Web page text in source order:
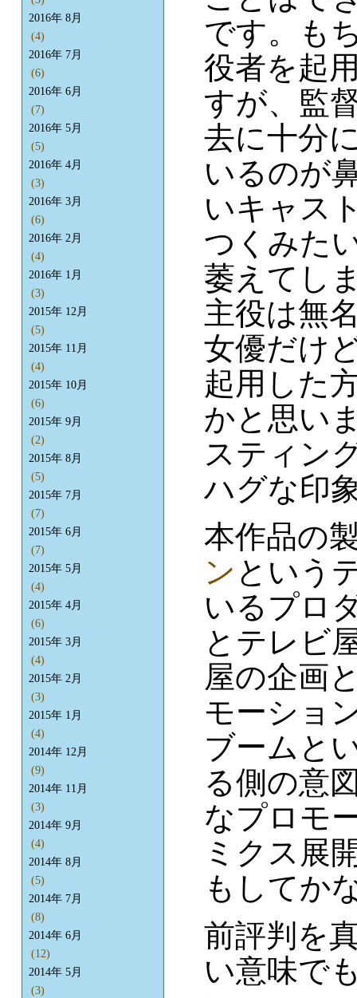
です。も
役者を起
すが、監
去に十分
いるのが
いキャス
つくみた
萎えてし
主役は無
女優だけ
起用した
かと思い
スティン
ハグな印
本作品の
ン という
いるプロ
とテレビ
屋の企画
モーショ
ブームと
る側の意
なプロモ
ミクス展
もしてか
前評判を
い意味で
2016年 8月
(4)
2016年 7月
(6)
2016年 6月
(7)
2016年 5月
(5)
2016年 4月
(3)
2016年 3月
(6)
2016年 2月
(4)
2016年 1月
(3)
2015年 12月
(5)
2015年 11月
(4)
2015年 10月
(6)
2015年 9月
(2)
2015年 8月
(5)
2015年 7月
(7)
2015年 6月
(7)
2015年 5月
(4)
2015年 4月
(6)
2015年 3月
(4)
2015年 2月
(3)
2015年 1月
(4)
2014年 12月
(9)
2014年 11月
(3)
2014年 9月
(4)
2014年 8月
(5)
2014年 7月
(8)
2014年 6月
(12)
2014年 5月
(3)